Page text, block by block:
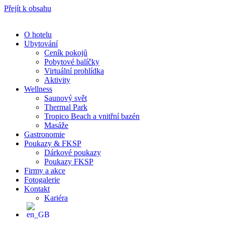
Přejít k obsahu
O hotelu
Ubytování
Ceník pokojů
Pobytové balíčky
Virtuální prohlídka
Aktivity
Wellness
Saunový svět
Thermal Park
Tropico Beach a vnitřní bazén
Masáže
Gastronomie
Poukazy & FKSP
Dárkové poukazy
Poukazy FKSP
Firmy a akce
Fotogalerie
Kontakt
Kariéra